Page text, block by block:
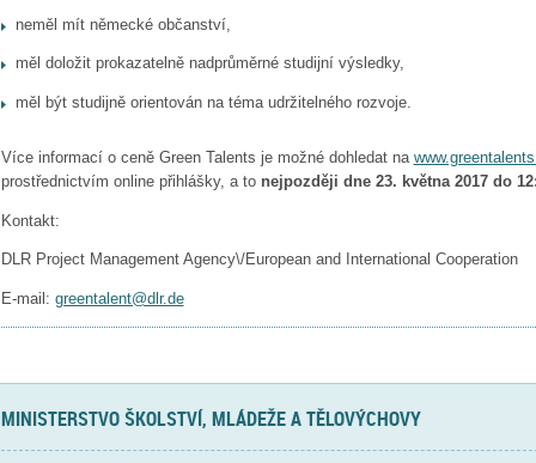
neměl mít německé občanství,
měl doložit prokazatelně nadprůměrné studijní výsledky,
měl být studijně orientován na téma udržitelného rozvoje.
Více informací o ceně Green Talents je možné dohledat na
prostřednictvím online přihlášky, a to nejpozději dne 23. května 2017 do
Kontakt:
DLR Project Management Agency\/European and International Cooperation
E-mail: greentalent@dlr.de
MINISTERSTVO ŠKOLSTVÍ, MLÁDEŽE A TĚLOVÝCHOVY